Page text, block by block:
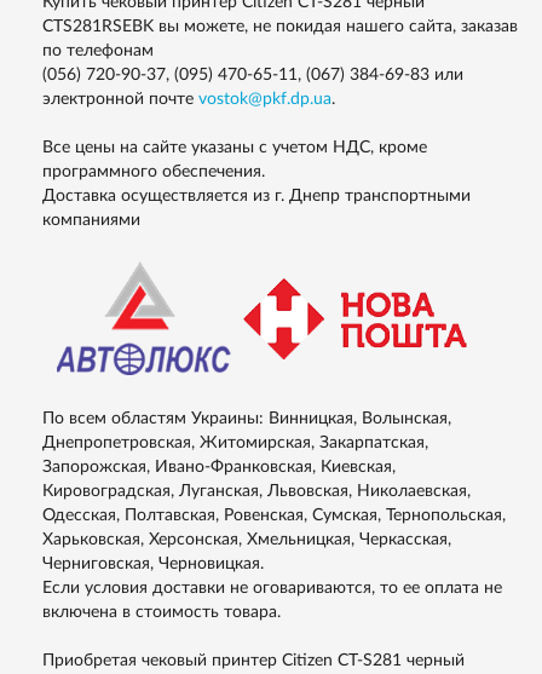
CTS281RSEBK вы можете, не покидая нашего сайта, заказав
по телефонам
(056) 720-90-37, (095) 470-65-11, (067) 384-69-83 или
электронной почте vostok@pkf.dp.ua.
Все цены на сайте указаны с учетом НДС, кроме
программного обеспечения.
Доставка осуществляется из г. Днепр транспортными
компаниями
По всем областям Украины: Винницкая, Волынская,
Днепропетровская, Житомирская, Закарпатская,
Запорожская, Ивано-Франковская, Киевская,
Кировоградская, Луганская, Львовская, Николаевская,
Одесская, Полтавская, Ровенская, Сумская, Тернопольская,
Харьковская, Херсонская, Хмельницкая, Черкасская,
Черниговская, Черновицкая.
Если условия доставки не оговариваются, то ее оплата не
включена в стоимость товара.
Приобретая чековый принтер Citizen CT-S281 черный